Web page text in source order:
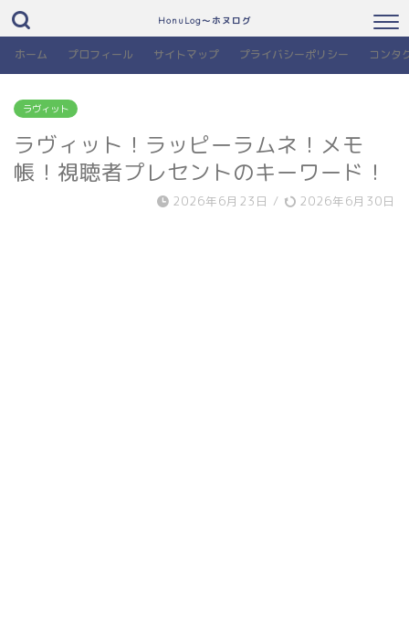
HonuLog～ホヌログ
ホーム プロフィール サイトマップ プライバシーポリシー コンタ
ラヴィット
ラヴィット！ラッピーラムネ！メモ
帳！視聴者プレセントのキーワード！
2026年6月23日 / 2026年6月30日